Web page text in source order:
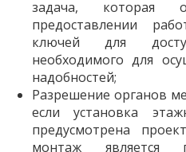
задача, которая
предоставлении
ключей для
необходимого для
надобностей;
Разрешение органов
если установка
предусмотрена
монтаж является